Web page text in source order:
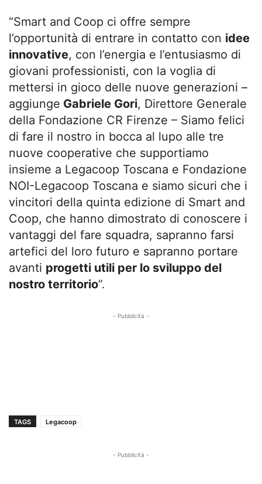
“Smart and Coop ci offre sempre
l’opportunità di entrare in contatto con idee
innovative, con l’energia e l’entusiasmo di
giovani professionisti, con la voglia di
mettersi in gioco delle nuove generazioni –
aggiunge Gabriele Gori, Direttore Generale
della Fondazione CR Firenze – Siamo felici
di fare il nostro in bocca al lupo alle tre
nuove cooperative che supportiamo
insieme a Legacoop Toscana e Fondazione
NOI-Legacoop Toscana e siamo sicuri che i
vincitori della quinta edizione di Smart and
Coop, che hanno dimostrato di conoscere i
vantaggi del fare squadra, sapranno farsi
artefici del loro futuro e sapranno portare
avanti progetti utili per lo sviluppo del
nostro territorio”.
- Pubblicità -
TAGS Legacoop
- Pubblicità -